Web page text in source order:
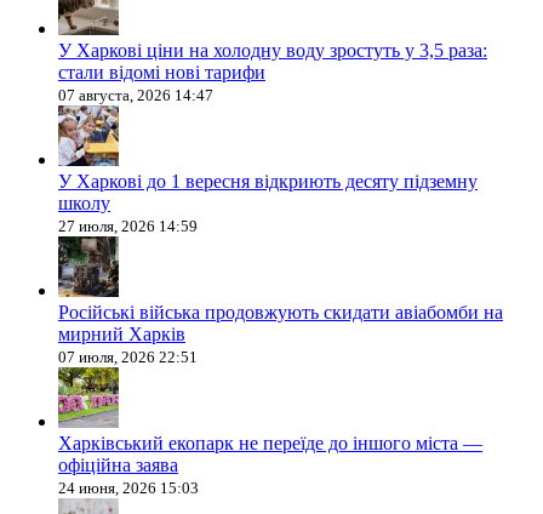
У Харкові ціни на холодну воду зростуть у 3,5 раза:
стали відомі нові тарифи
07 августа, 2026 14:47
У Харкові до 1 вересня відкриють десяту підземну
школу
27 июля, 2026 14:59
Російські війська продовжують скидати авіабомби на
мирний Харків
07 июля, 2026 22:51
Харківський екопарк не переїде до іншого міста —
офіційна заява
24 июня, 2026 15:03